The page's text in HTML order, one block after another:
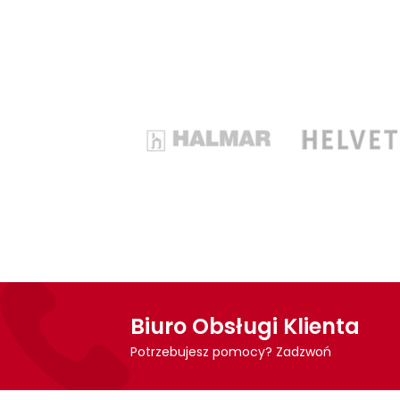
Biuro Obsługi Klienta
Potrzebujesz pomocy? Zadzwoń